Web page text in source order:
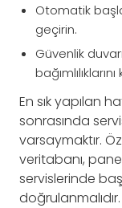
Otomatik
geçirin.
Güvenlik
En sık yapılan
sonrasında
varsaymaktır.
veritabanı,
servislerinde
doğrulanmalıdır.